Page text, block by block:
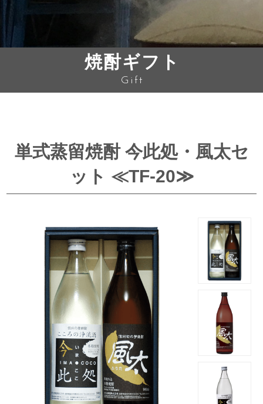
焼酎ギフト
Gift
単式蒸留焼酎 今此処・風太セ
ット ≪TF-20≫